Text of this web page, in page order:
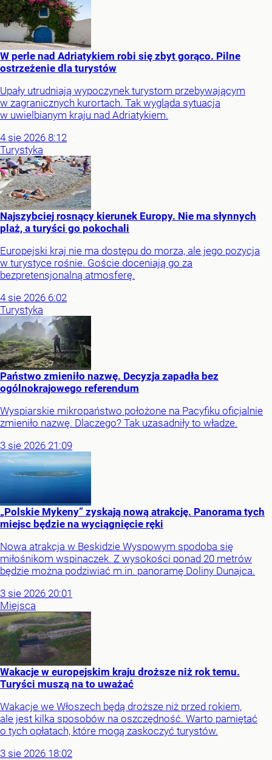
W perle nad Adriatykiem robi się zbyt gorąco. Pilne
ostrzeżenie dla turystów
Upały utrudniają wypoczynek turystom przebywającym
w zagranicznych kurortach. Tak wygląda sytuacja
w uwielbianym kraju nad Adriatykiem.
4 sie 2026 8:12
Turystyka
Najszybciej rosnący kierunek Europy. Nie ma słynnych
plaż, a turyści go pokochali
Europejski kraj nie ma dostępu do morza, ale jego pozycja
w turystyce rośnie. Goście doceniają go za
bezpretensjonalną atmosferę.
4 sie 2026 6:02
Turystyka
Państwo zmieniło nazwę. Decyzja zapadła bez
ogólnokrajowego referendum
Wyspiarskie mikropaństwo położone na Pacyfiku oficjalnie
zmieniło nazwę. Dlaczego? Tak uzasadniły to władze.
3 sie 2026 21:09
„Polskie Mykeny” zyskają nową atrakcję. Panorama tych
miejsc będzie na wyciągnięcie ręki
Nowa atrakcja w Beskidzie Wyspowym spodoba się
miłośnikom wspinaczek. Z wysokości ponad 20 metrów
będzie można podziwiać m.in. panoramę Doliny Dunajca.
3 sie 2026 20:01
Miejsca
Wakacje w europejskim kraju droższe niż rok temu.
Turyści muszą na to uważać
Wakacje we Włoszech będą droższe niż przed rokiem,
ale jest kilka sposobów na oszczędność. Warto pamiętać
o tych opłatach, które mogą zaskoczyć turystów.
3 sie 2026 18:02